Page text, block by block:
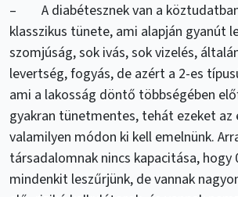
– A diabétesznek van a
klasszikus tünete, ami alapján gyanút
szomjúság, sok ivás, sok vizelés,
levertség, fogyás, de azért a 2-es
ami a lakosság döntő többségében
gyakran tünetmentes, tehát ezeket az
valamilyen módon ki kell emelnünk.
társadalomnak nincs kapacitása,
mindenkit leszűrjünk, de vannak